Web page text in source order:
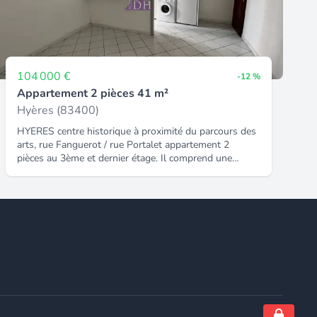
104 000 € -12 %
Appartement 2 pièces 41 m²
Hyères (83400)
HYERES centre historique à proximité du parcours des
arts, rue Fanguerot / rue Portalet appartement 2
pièces au 3ème et dernier étage. Il comprend une
vaste grenier de 6,30 m² avec fenestron complète
sur le site Géorisques : .